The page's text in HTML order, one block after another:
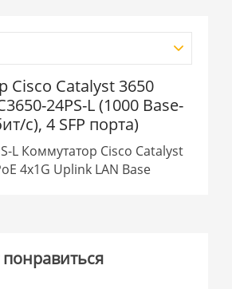
Cisco Catalyst 3650
24PS-L (1000 Base-
с), 4 SFP порта)
L Коммутатор Cisco Catalyst
4x1G Uplink LAN Base